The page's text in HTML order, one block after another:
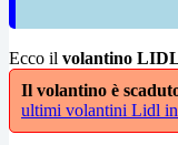
Ecco il volantino LIDL
Il volantino è
ultimi volantini Lidl